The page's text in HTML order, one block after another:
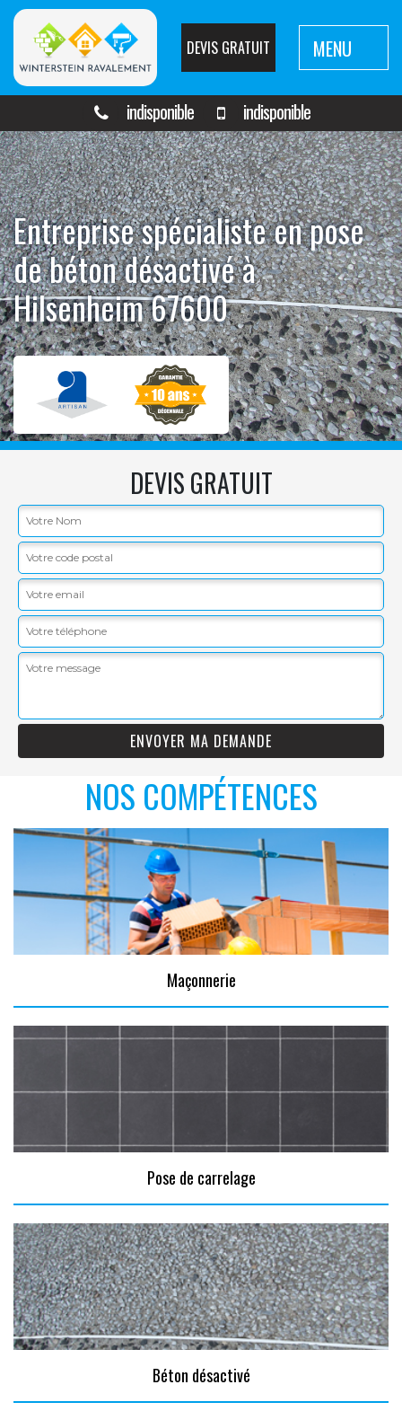
DEVIS GRATUIT MENU
indisponible indisponible
Entreprise spécialiste en pose
de béton désactivé à
Hilsenheim 67600
DEVIS GRATUIT
NOS COMPÉTENCES
Maçonnerie
Pose de carrelage
Béton désactivé